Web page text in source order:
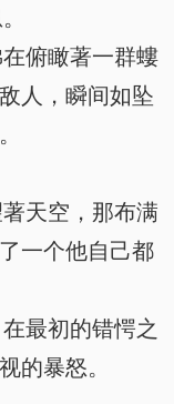
俯瞰著一群螻
人，瞬间如坠
天空，那布满
一个他自己都
最初的错愕之
的暴怒。